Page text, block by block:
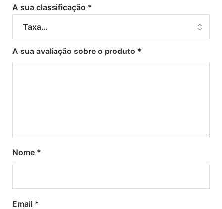
A sua classificação *
A sua avaliação sobre o produto *
Nome *
Email *